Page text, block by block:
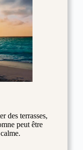
des terrasses,
peut être